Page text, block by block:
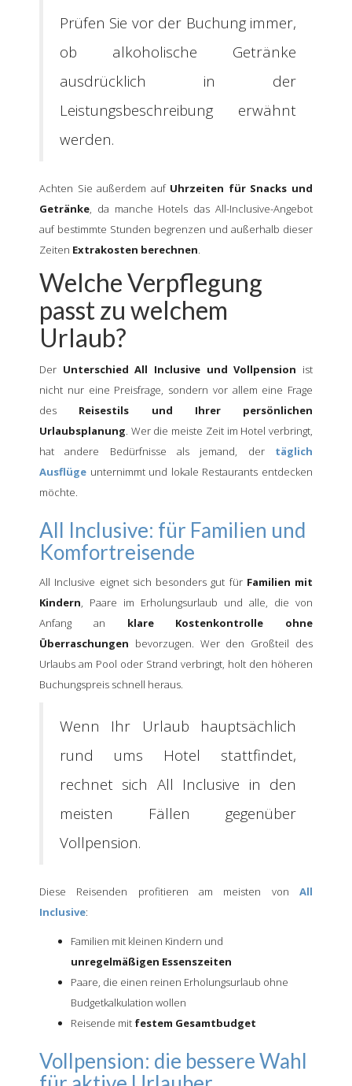
Prüfen Sie vor der Buchung immer,
ob alkoholische Getränke
ausdrücklich in der
Leistungsbeschreibung erwähnt
werden.
Achten Sie außerdem auf Uhrzeiten für Snacks und
Getränke, da manche Hotels das All-Inclusive-Angebot
auf bestimmte Stunden begrenzen und außerhalb dieser
Zeiten Extrakosten berechnen.
Welche Verpflegung
passt zu welchem
Urlaub?
Der Unterschied All Inclusive und Vollpension ist
nicht nur eine Preisfrage, sondern vor allem eine Frage
des Reisestils und Ihrer persönlichen
Urlaubsplanung. Wer die meiste Zeit im Hotel verbringt,
hat andere Bedürfnisse als jemand, der täglich
Ausflüge unternimmt und lokale Restaurants entdecken
möchte.
All Inclusive: für Familien und
Komfortreisende
All Inclusive eignet sich besonders gut für Familien mit
Kindern, Paare im Erholungsurlaub und alle, die von
Anfang an klare Kostenkontrolle ohne
Überraschungen bevorzugen. Wer den Großteil des
Urlaubs am Pool oder Strand verbringt, holt den höheren
Buchungspreis schnell heraus.
Wenn Ihr Urlaub hauptsächlich
rund ums Hotel stattfindet,
rechnet sich All Inclusive in den
meisten Fällen gegenüber
Vollpension.
Diese Reisenden profitieren am meisten von All
Inclusive:
Familien mit kleinen Kindern und
unregelmäßigen Essenszeiten
Paare, die einen reinen Erholungsurlaub ohne
Budgetkalkulation wollen
Reisende mit festem Gesamtbudget
Vollpension: die bessere Wahl